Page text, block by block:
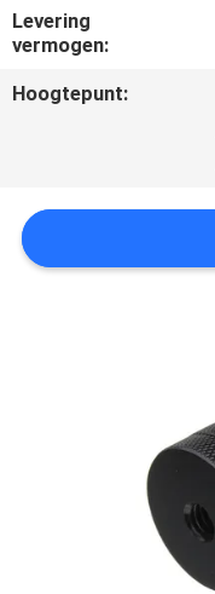
VRAAG
SITEMAP
Levering
vermogen:
Hoogtepunt: